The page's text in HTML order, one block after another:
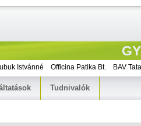
Officina Patika Bt. BAV
Tudnivalók